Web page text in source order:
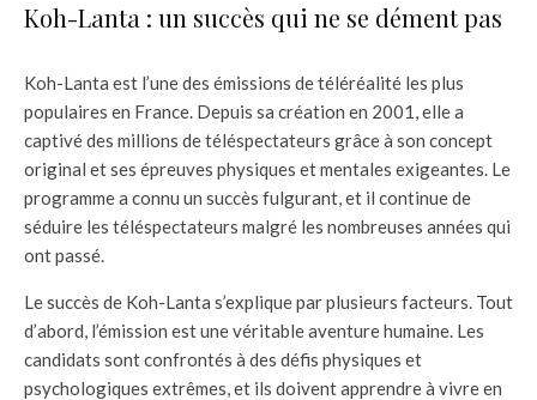
Koh-Lanta : un succès qui ne se dément pas
Koh-Lanta est l’une des émissions de téléréalité les plus
populaires en France. Depuis sa création en 2001, elle a
captivé des millions de téléspectateurs grâce à son concept
original et ses épreuves physiques et mentales exigeantes. Le
programme a connu un succès fulgurant, et il continue de
séduire les téléspectateurs malgré les nombreuses années qui
ont passé.
Le succès de Koh-Lanta s’explique par plusieurs facteurs. Tout
d’abord, l’émission est une véritable aventure humaine. Les
candidats sont confrontés à des défis physiques et
psychologiques extrêmes, et ils doivent apprendre à vivre en